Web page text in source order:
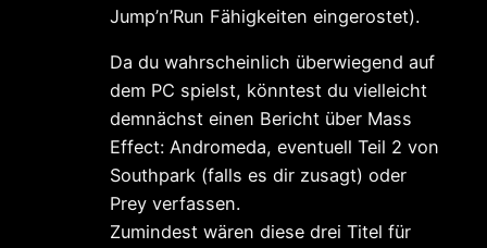
Jump’n’Run Fähigkeiten eingerostet).
Da du wahrscheinlich überwiegend auf
dem PC spielst, könntest du vielleicht
demnächst einen Bericht über Mass
Effect: Andromeda, eventuell Teil 2 von
Southpark (falls es dir zusagt) oder
Prey verfassen.
Zumindest wären diese drei Titel für